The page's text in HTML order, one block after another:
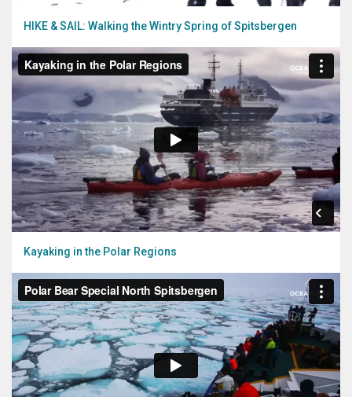
HIKE & SAIL: Walking the Wintry Spring of Spitsbergen
Kayaking in the Polar Regions